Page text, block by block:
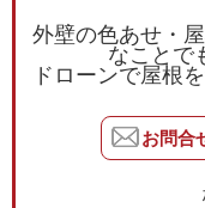
外壁の色あせ・
なことで
ドローンで屋根
お問合